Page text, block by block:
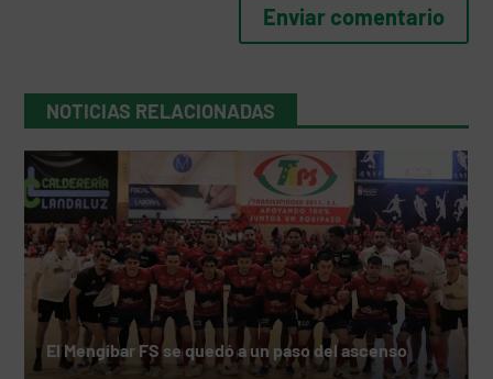
NOTICIAS RELACIONADAS
El Mengíbar FS se quedó a un paso del ascenso